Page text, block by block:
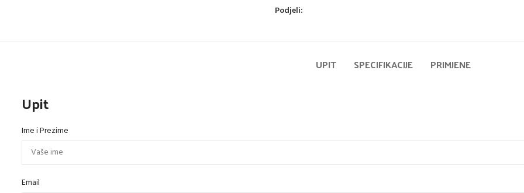
Podjeli:
UPIT SPECIFIKACIJE PRIMJENE
Upit
Ime i Prezime
Email